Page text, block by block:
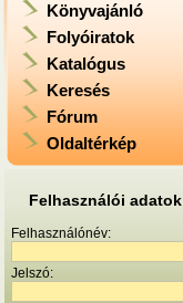
Könyvajánló
Folyóiratok
Katalógus
Keresés
Fórum
Oldaltérkép
Felhasználói adatok
Felhasználónév:
Jelszó: